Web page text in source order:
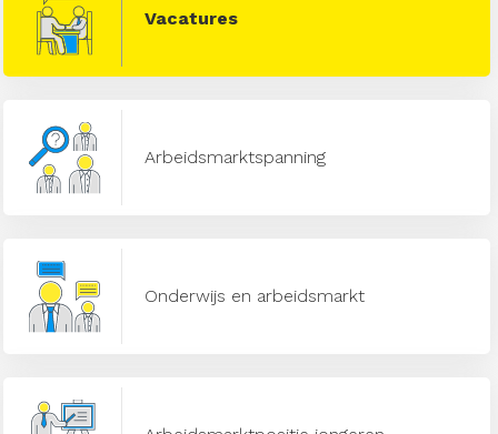
Vacatures
Arbeidsmarktspanning
Onderwijs en arbeidsmarkt